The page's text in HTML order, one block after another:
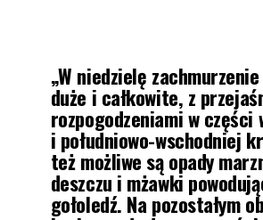
„W niedzielę
duże i całkowite, z
rozpogodzeniami w części
i południowo-wschodniej
też możliwe są opady
deszczu i mżawki
gołoledź. Na pozostałym